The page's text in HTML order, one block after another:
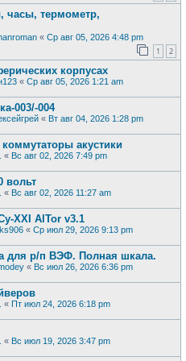
часы, термометр,
« Ср авг 05, 2026 4:48 pm
1 2
корпусах
« Ср авг 05, 2026 1:21 am
003/-004
« Вт авг 04, 2026 1:28 pm
акустики
« Вс авг 02, 2026 7:49 pm
вольт
« Вс авг 02, 2026 11:27 am
XXI AlTor v3.1
« Ср июл 29, 2026 9:13 pm
для р/п ВЭФ. Полная шкала.
« Вс июл 26, 2026 6:36 pm
« Пт июл 24, 2026 6:18 pm
« Вс июл 19, 2026 3:47 pm